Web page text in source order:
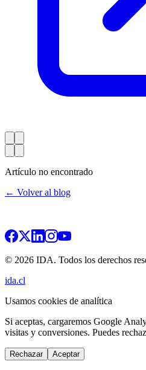
Artículo no encontrado
← Volver al blog
© 2026 IDA. Todos los derechos
ida.cl
Usamos cookies de analítica
Si aceptas, cargaremos Google
visitas y conversiones. Puedes
Rechazar Aceptar